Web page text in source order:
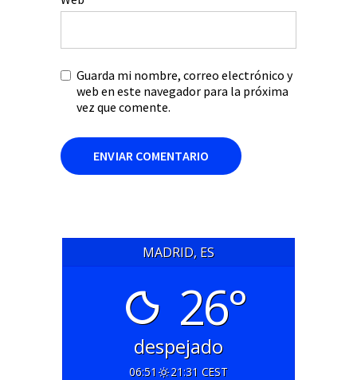
Guarda mi nombre, correo electrónico y
web en este navegador para la próxima
vez que comente.
MADRID, ES
26°
despejado
06:51 21:31 CEST